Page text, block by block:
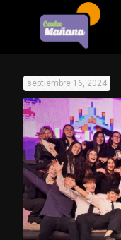
septiembre 16, 2024